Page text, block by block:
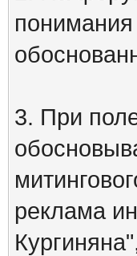
3. При
реклама